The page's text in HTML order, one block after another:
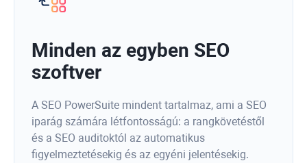
Minden az egyben SEO
szoftver
A SEO PowerSuite mindent tartalmaz, ami a SEO
iparág számára létfontosságú: a rangkövetéstől
és a SEO auditoktól az automatikus
figyelmeztetésekig és az egyéni jelentésekig.